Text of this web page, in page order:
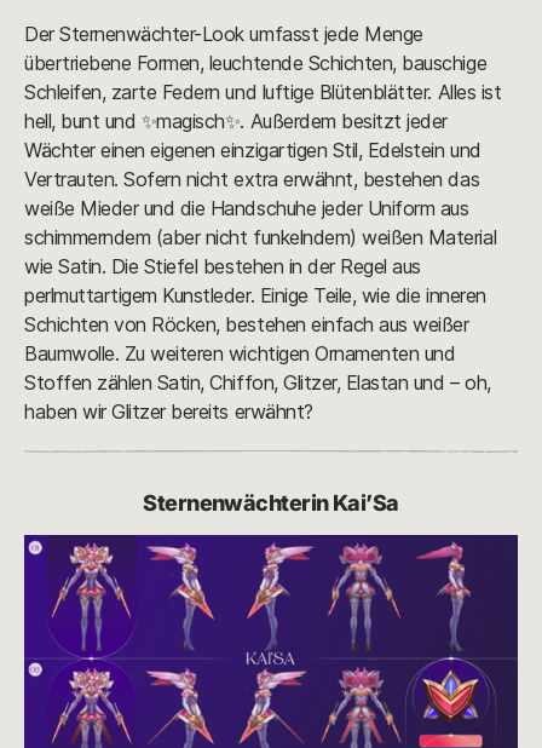
Der Sternenwächter-Look umfasst jede Menge
übertriebene Formen, leuchtende Schichten, bauschige
Schleifen, zarte Federn und luftige Blütenblätter. Alles ist
hell, bunt und ✨magisch✨. Außerdem besitzt jeder
Wächter einen eigenen einzigartigen Stil, Edelstein und
Vertrauten. Sofern nicht extra erwähnt, bestehen das
weiße Mieder und die Handschuhe jeder Uniform aus
schimmerndem (aber nicht funkelndem) weißen Material
wie Satin. Die Stiefel bestehen in der Regel aus
perlmuttartigem Kunstleder. Einige Teile, wie die inneren
Schichten von Röcken, bestehen einfach aus weißer
Baumwolle. Zu weiteren wichtigen Ornamenten und
Stoffen zählen Satin, Chiffon, Glitzer, Elastan und – oh,
haben wir Glitzer bereits erwähnt?
Sternenwächterin Kai’Sa